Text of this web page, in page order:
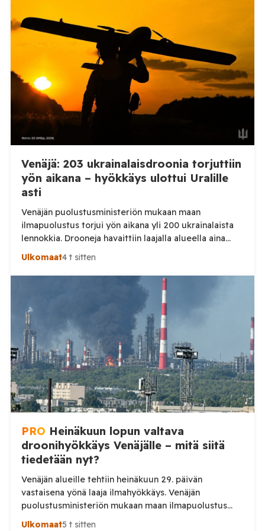
hyökkäsivät yön aikana yli 20 kertaa viidelle alueelle.
Nikopolin alueella iskuja kohdistui Nikopolin
kaupunkiin sekä […]
Venäjä: 203 ukrainalaisdroonia torjuttiin
yön aikana – hyökkäys ulottui Uralille
asti
Venäjän puolustusministeriön mukaan maan
ilmapuolustus torjui yön aikana yli 200 ukrainalaista
lennokkia. Drooneja havaittiin laajalla alueella aina
yhteensä 203 ukrainalaista kiinteäsiipistä
miehittämätöntä ilma-alusta torstai-illan 6. elokuuta
ja perjantaiaamun 7. elokuuta välisenä aikana.
Ministeriön ilmoitus koskee aikaväliä kello 20–08
Moskovan aikaa. Ministeriön mukaan drooneja
torjuttiin […]
Ulkomaat4 t sitten
PRO Heinäkuun lopun valtava
droonihyökkäys Venäjälle – mitä siitä
tiedetään nyt?
Venäjän alueille tehtiin heinäkuun 29. päivän
vastaisena yönä laaja ilmahyökkäys. Venäjän
puolustusministeriön mukaan maan ilmapuolustus
torjui yön aikana 295 ukrainalaista lennokkia. Iskuissa
Ulkomaat5 t sitten